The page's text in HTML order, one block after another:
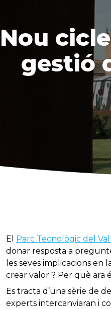
Nou
gestió
El Parc Tecnològic del
donar resposta a
les seves implicacions
crear valor ? Per què ara
Es tracta d’una sèrie de
experts intercanviaran i